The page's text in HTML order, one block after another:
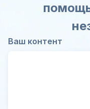
Ваш контент